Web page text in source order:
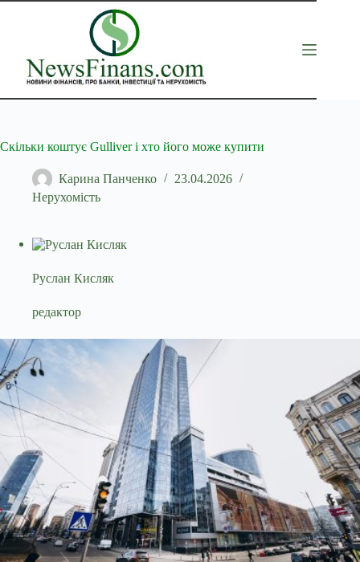
Перейти
Скільки коштує Gulliver і хто його може купити
Карина Панченко
23.04.2026
Нерухомість
Руслан Кисляк
редактор